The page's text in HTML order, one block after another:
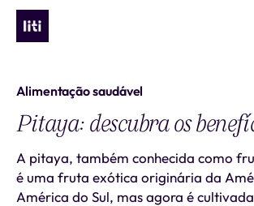
Alimentação saudável
Pitaya: descubra os
A pitaya, também conhecida como
é uma fruta exótica originária da
América do Sul, mas agora é